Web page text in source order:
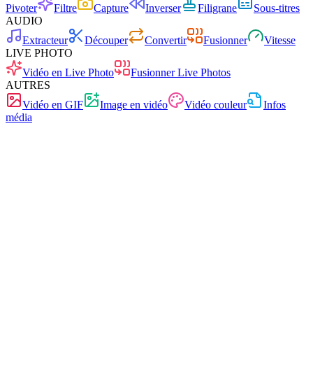
Pivoter
Filtre Capture Inverser Filigrane
Sous-titres
AUDIO
Extracteur
Découper Convertir Fusionner
Vitesse
LIVE PHOTO
Vidéo en Live Photo
Fusionner Live Photos
AUTRES
Vidéo en GIF
Image en vidéo Vidéo couleur
Infos
média